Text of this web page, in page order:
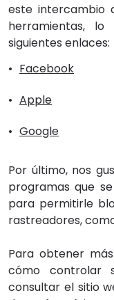
este intercambio
herramientas,
siguientes enlaces:
Facebook
Apple
Google
Por último, nos
programas que
para permitirle
rastreadores,
Para obtener
cómo controlar
consultar el sitio